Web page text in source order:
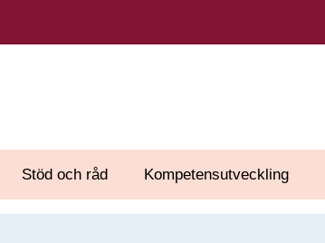
Stöd och råd Kompetensutveckling